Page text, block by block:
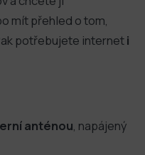
mít přehled o tom,
potřebujete interneti
anténou , napájený